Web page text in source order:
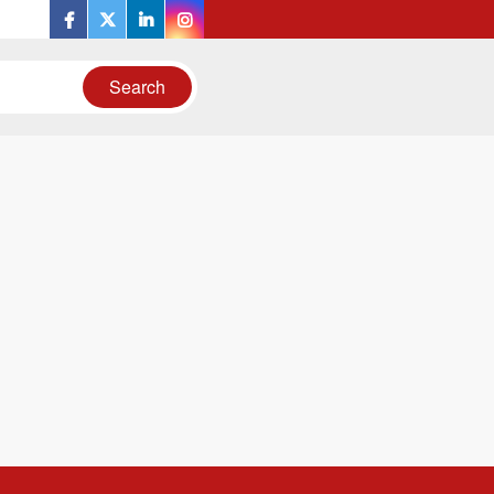
facebook
twitterlinkedininstagram